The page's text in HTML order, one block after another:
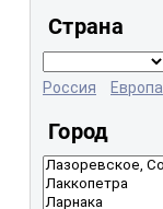
Страна
Россия Европа
Город